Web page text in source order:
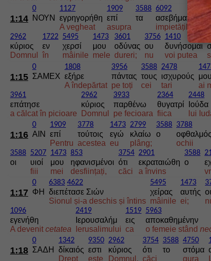
1:14
0
ΝΟΥΝ
1127
εγρηγορήθη
A vegheat
1909
επί
asupra
3588
τα
6092
ασεβήματά
impietăților
μου
2962
κύριος
Domnul
1722
εν
în
5495
χερσί
mâinile
1473
μου
mele
3601
οδύνας
dureri;
3756
ου
nu
1410
δυνήσομαι
voi putea
1:15
0
ΣΑΜΕΧ
1808
εξήρε
A îndepărtat
3956
πάντας
pe toți
3588
τους
cei
2478
ισχυρούς
tari
μου
ai
3961
επάτησε
a călcat în picioare
2962
κύριος
Domnul
3933
παρθένω
pe fecioara
2364
θυγατρί
fiica
2448
Ιούδα
lui
1:16
0
ΑΙΝ
1909
επί
Pentru
3778
τούτοις
acestea
1473
εγώ
eu
2799
κλαίω
plâng;
3588
ο
3788
οφθαλμός
ochii
3588
οι
5207
υιοί
fiii
1473
μου
mei
853
ηφανισμένοι
desființați,
3754
ότι
căci
2901
εκραταιώθη
a învins
3588
ο
1:17
0
ΦΗ
6383 4622
διεπέτασε Σιών
Sionul și-a deschis și întins
5495
χείρας
mâinile
1473
αυτής
ei;
1096
εγενήθη
A devenit cetatea
2419
Ιερουσαλήμ
Ierusalimului
1519
εις
ca
5963
αποκαθημένην
o femeie stând
1:18
0
ΣΑΔΗ
1342
δίκαιός
Drept
9350
εστι
este
2962
κύριος
Domnul,
3754
ότι
căci
3588
το
4750
στόμα
gura